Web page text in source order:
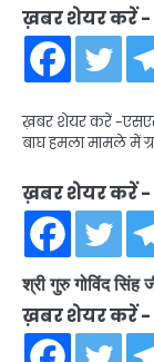
ख़बर शेयर करें -
ख़बर शेयर करें -
बाघ हमला मामले में
ख़बर शेयर करें -
श्री गुरु गोविंद सिंह
ख़बर शेयर करें -